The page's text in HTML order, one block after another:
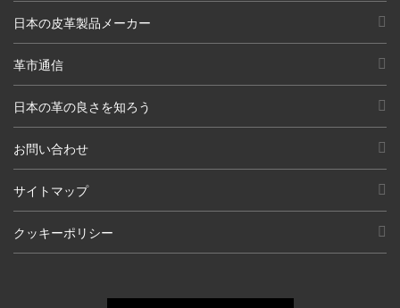
日本の皮革製品メーカー
革市通信
日本の革の良さを知ろう
お問い合わせ
サイトマップ
クッキーポリシー